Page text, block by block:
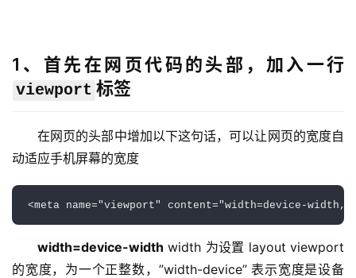
页
1、首先在网页代码的头部，加入一行
viewport 标签
在网页的头部中增加以下这句话，可以让网页的宽度自
动适应手机屏幕的宽度
<meta name="viewport" content="width=device-
width=device-width width 为设置 lay­out view­port
的宽度，为一个正整数，”width-de­vice” 表示宽度是设备